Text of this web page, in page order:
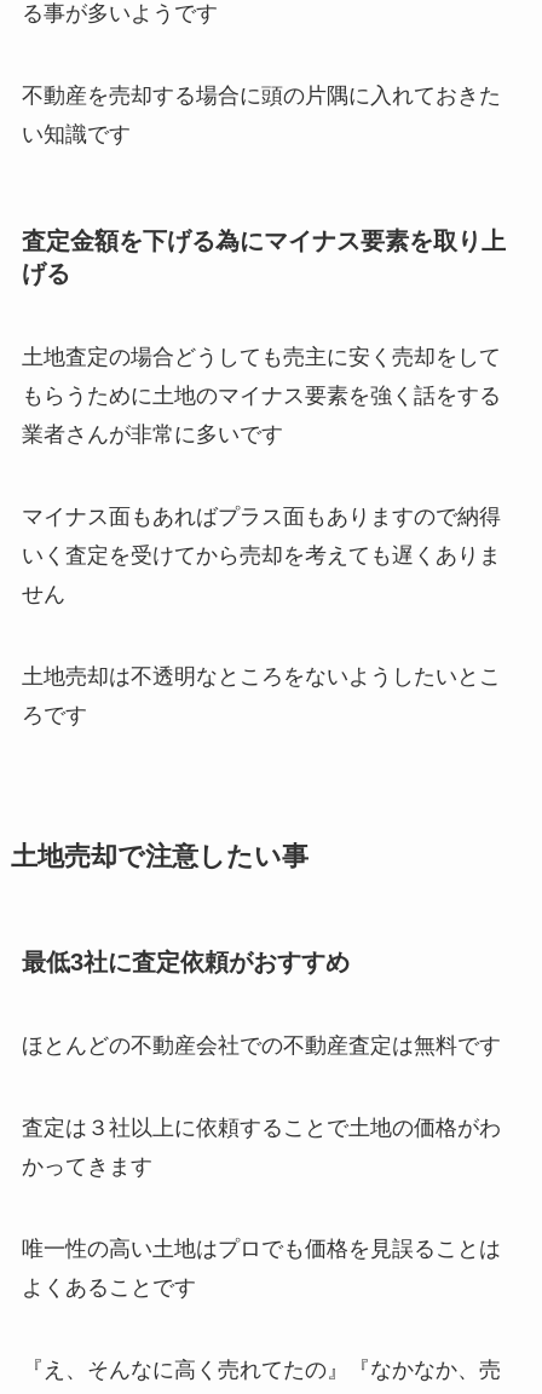
る事が多いようです
不動産を売却する場合に頭の片隅に入れておきた
い知識です
査定金額を下げる為にマイナス要素を取り上
げる
土地査定の場合どうしても売主に安く売却をして
もらうために土地のマイナス要素を強く話をする
業者さんが非常に多いです
マイナス面もあればプラス面もありますので納得
いく査定を受けてから売却を考えても遅くありま
せん
土地売却は不透明なところをないようしたいとこ
ろです
土地売却で注意したい事
最低3社に査定依頼がおすすめ
ほとんどの不動産会社での不動産査定は無料です
査定は３社以上に依頼することで土地の価格がわ
かってきます
唯一性の高い土地はプロでも価格を見誤ることは
よくあることです
『え、そんなに高く売れてたの』『なかなか、売